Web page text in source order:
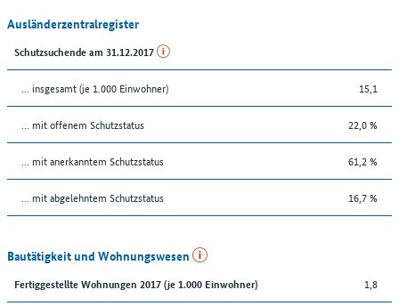
Ausländerzentralregister
Schutzsuchende am 31.12.2017
... insgesamt (je 1.000 Einwohner) 15,1
… mit offenem Schutzstatus 22,0 %
... mit anerkanntem Schutzstatus 61,2 %
... mit abgelehntem Schutzstatus 16,7 %
Bautätigkeit und Wohnungswesen
Fertiggestellte Wohnungen 2017 (je 1.000 Einwohner) 1,8